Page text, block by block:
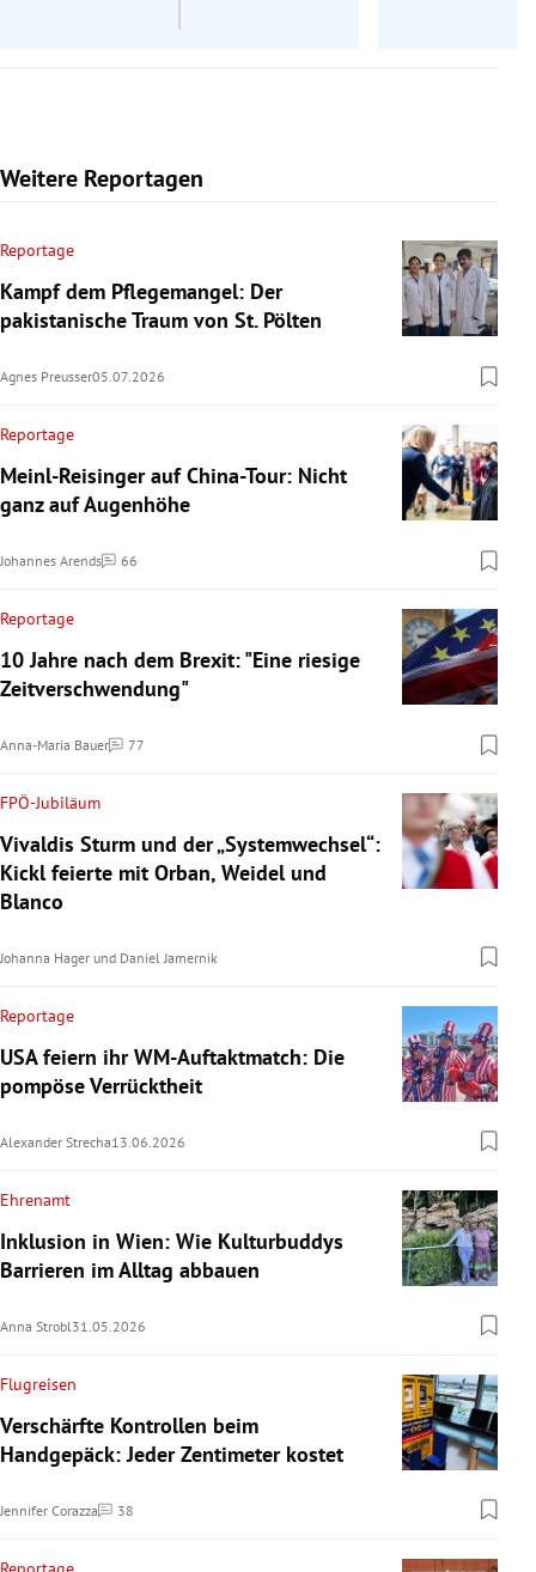
Weitere Reportagen
Reportage
Kampf dem Pflegemangel: Der
pakistanische Traum von St. Pölten
Agnes Preusser05.07.2026
Reportage
Meinl-Reisinger auf China-Tour: Nicht
ganz auf Augenhöhe
Johannes Arends 66
Kommentare
Reportage
10 Jahre nach dem Brexit: "Eine riesige
Zeitverschwendung"
Anna-Maria Bauer 77
Kommentare
FPÖ-Jubiläum
Vivaldis Sturm und der „Systemwechsel“:
Kickl feierte mit Orban, Weidel und
Blanco
Johanna Hager und Daniel Jamernik
Reportage
USA feiern ihr WM-Auftaktmatch: Die
pompöse Verrücktheit
Alexander Strecha13.06.2026
Ehrenamt
Inklusion in Wien: Wie Kulturbuddys
Barrieren im Alltag abbauen
Anna Strobl 31.05.2026
Flugreisen
Verschärfte Kontrollen beim
Handgepäck: Jeder Zentimeter kostet
Jennifer Corazza 38
Kommentare